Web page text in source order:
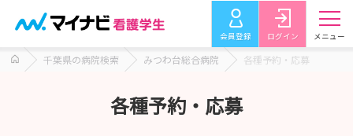
会員登録 ログイン メニュー
千葉県の病院検索 みつわ台総合病院 各種予約・応募
各種予約・応募